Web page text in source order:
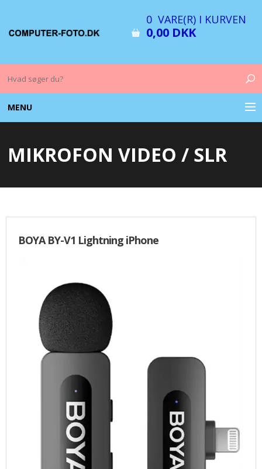
0 VARE(R) I KURVEN
0,00 DKK
MENU
BILLEDER
TABLETS & SMARTPHONES/WATCHES
DIVERSE
KABLER
KIKKERTER
BRUGT UDSTYR
LEVERING - INSTALL.
MIKROFON VIDEO / SLR
BOYA BY-V1 Lightning iPhone